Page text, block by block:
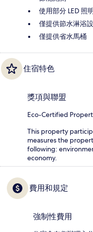
使用部分 LED 照
僅提供節水淋浴
僅提供省水馬桶
住宿特色
獎項與聯盟
Eco-Certified
This property
measures the
following:
economy.
費用和規定
強制性費用